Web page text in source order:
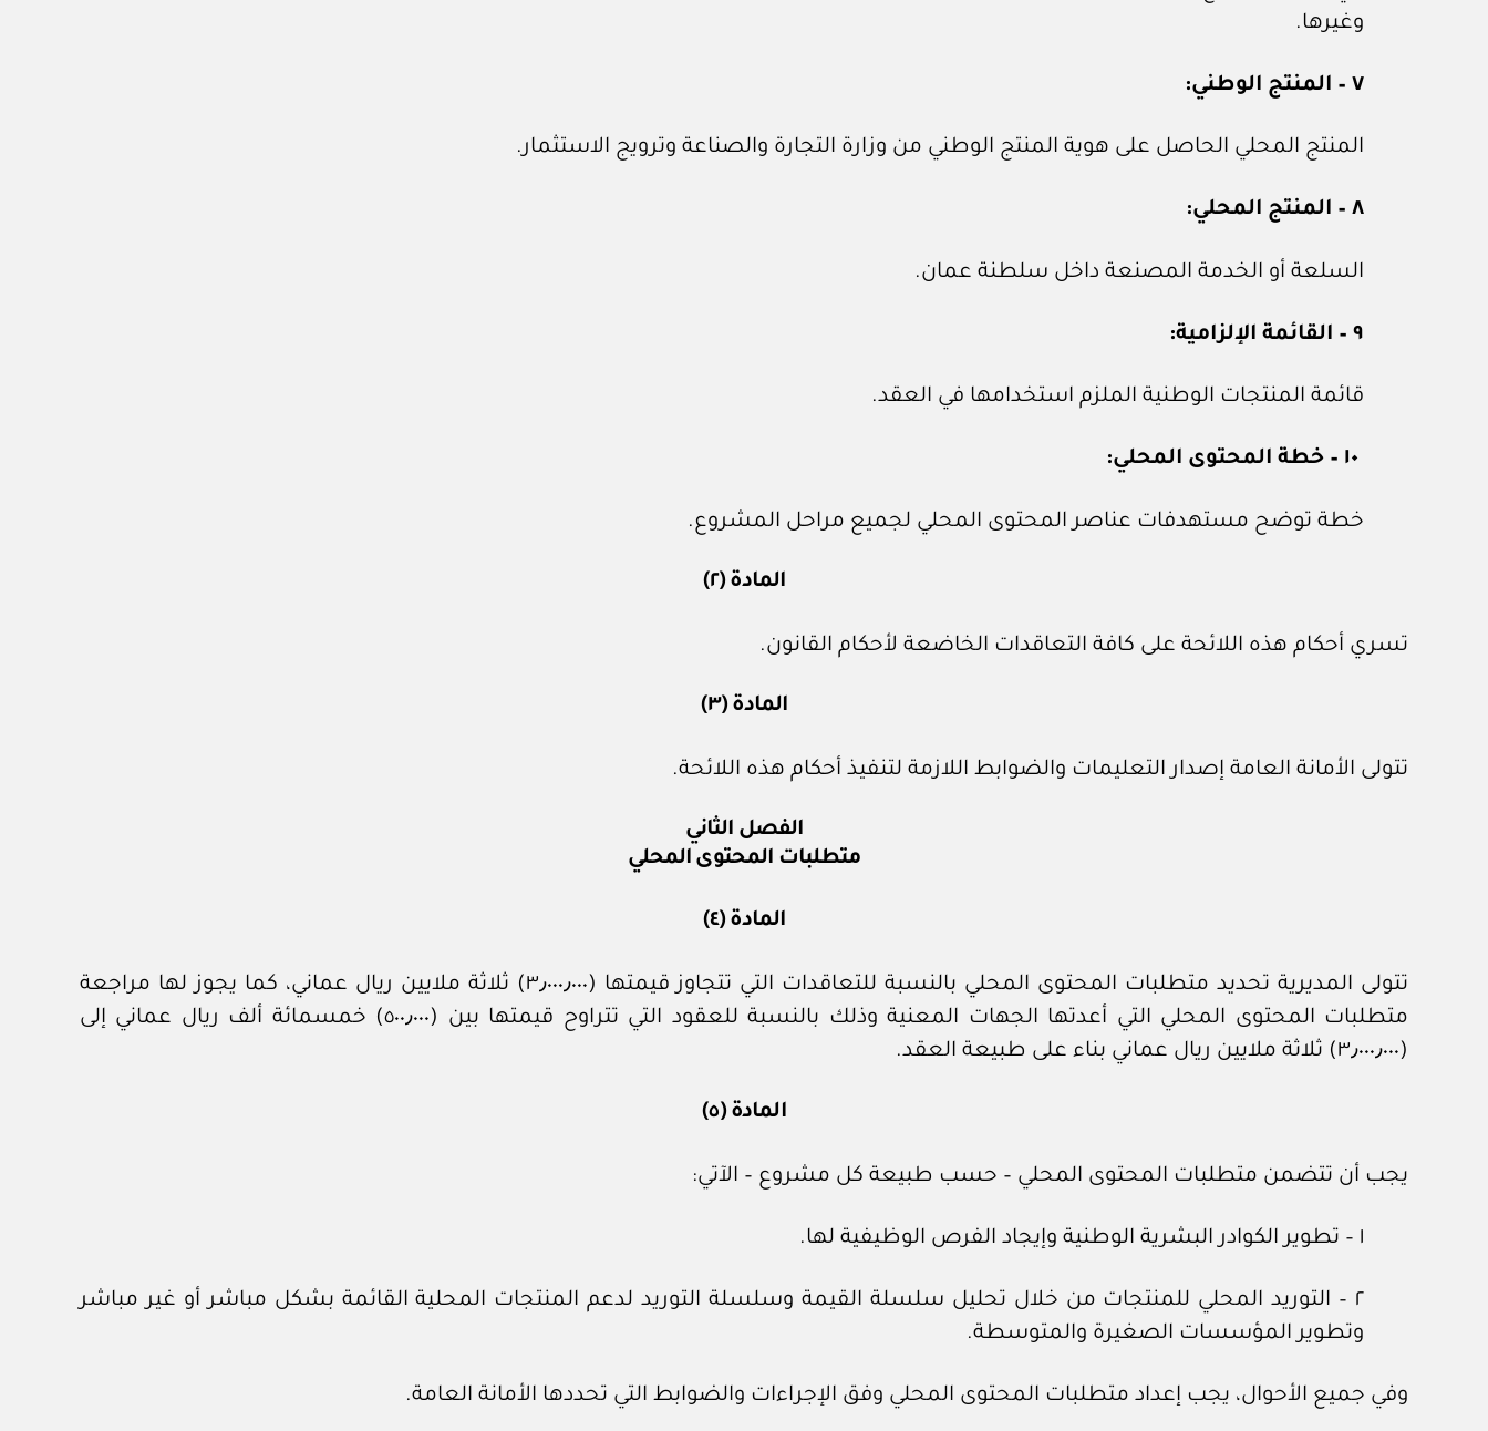
وغيرها.
٧ – المنتج الوطني:
المنتج المحلي الحاصل على هوية المنتج الوطني من وزارة التجارة والصناعة وترويج الاستثمار.
٨ – المنتج المحلي:
السلعة أو الخدمة المصنعة داخل سلطنة عمان.
٩ – القائمة الإلزامية:
قائمة المنتجات الوطنية الملزم استخدامها في العقد.
خطة توضح مستهدفات عناصر المحتوى المحلي لجميع مراحل المشروع.
المادة (٢)
تسري أحكام هذه اللائحة على كافة التعاقدات الخاضعة لأحكام القانون.
المادة (٣)
تتولى الأمانة العامة إصدار التعليمات والضوابط اللازمة لتنفيذ أحكام هذه اللائحة.
الفصل الثاني
متطلبات المحتوى المحلي
المادة (٤)
تتولى المديرية تحديد متطلبات المحتوى المحلي بالنسبة للتعاقدات التي تتجاوز قيمتها (٣٫٠٠٠٫٠٠٠) ثلاثة ملايين ريال عماني، كما يجوز لها مراجعة
متطلبات المحتوى المحلي التي أعدتها الجهات المعنية وذلك بالنسبة للعقود التي تتراوح قيمتها بين (٥٠٠٫٠٠٠) خمسمائة ألف ريال عماني إلى
(٣٫٠٠٠٫٠٠٠) ثلاثة ملايين ريال عماني بناء على طبيعة العقد.
المادة (٥)
يجب أن تتضمن متطلبات المحتوى المحلي – حسب طبيعة كل مشروع – الآتي:
١ – تطوير الكوادر البشرية الوطنية وإيجاد الفرص الوظيفية لها.
٢ – التوريد المحلي للمنتجات من خلال تحليل سلسلة القيمة وسلسلة التوريد لدعم المنتجات المحلية القائمة بشكل مباشر أو غير مباشر
وتطوير المؤسسات الصغيرة والمتوسطة.
وفي جميع الأحوال، يجب إعداد متطلبات المحتوى المحلي وفق الإجراءات والضوابط التي تحددها الأمانة العامة.